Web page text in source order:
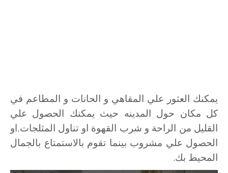
يمكنك العثور علي المقاهي و الحانات و المطاعم في
كل مكان حول المدينه حيث يمكنك الحصول علي
القليل من الراحة و شرب القهوة او تناول المثلجات,او
الحصول علي مشروب بينما تقوم بالاستمتاع بالجمال
المحيط بك.